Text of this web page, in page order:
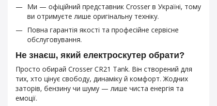
Ми — офіційний представник Crosser в Україні, тому
ви отримуєте лише оригінальну техніку.
Повна гарантія якості та професійне сервісне
обслуговування.
Не знаєш, який електроскутер обрати?
Просто обирай Crosser CR21 Tank. Він створений для
тих, хто цінує свободу, динаміку й комфорт. Жодних
заторів, бензину чи шуму — лише чиста енергія та
емоції.